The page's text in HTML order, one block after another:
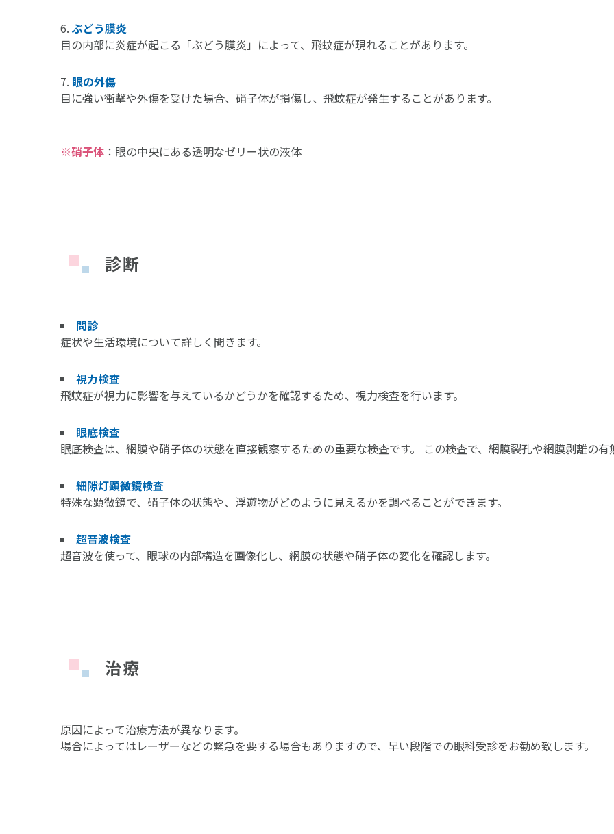
ぶどう膜炎
目の内部に炎症が起こる「ぶどう膜炎」によって、飛蚊症が現れることがあります。
眼の外傷
目に強い衝撃や外傷を受けた場合、硝子体が損傷し、飛蚊症が発生することがあります。
※硝子体 ：眼の中央にある透明なゼリー状の液体
診断
問診
症状や生活環境について詳しく聞きます。
視力検査
飛蚊症が視力に影響を与えているかどうかを確認するため、視力検査を行います。
眼底検査
眼底検査は、網膜や硝子体の状態を直接観察するための重要な検査です。 この検査で、網膜裂孔や網膜剥離の
細隙灯顕微鏡検査
特殊な顕微鏡で、硝子体の状態や、浮遊物がどのように見えるかを調べることができます。
超音波検査
超音波を使って、眼球の内部構造を画像化し、網膜の状態や硝子体の変化を確認します。
治療
原因によって治療方法が異なります。
場合によってはレーザーなどの緊急を要する場合もありますので、早い段階での眼科受診をお勧め致します。